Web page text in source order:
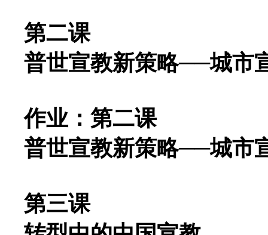
第二课
普世宣教新策略──城市
作业：第二课
普世宣教新策略──城市
第三课